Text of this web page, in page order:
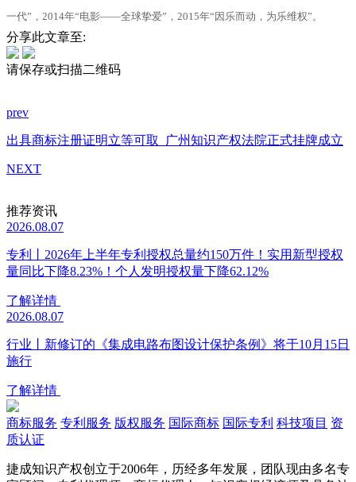
一代”，2014年“电影——全球挚爱”，2015年“因乐而动，为乐维权”。
分享此文章至:
请保存或扫描二维码
prev
出具商标注册证明立等可取 广州知识产权法院正式挂牌成立
NEXT
推荐资讯
2026.08.07
专利丨2026年上半年专利授权总量约150万件！实用新型授权
量同比下降8.23%！个人发明授权量下降62.12%
了解详情
2026.08.07
行业丨新修订的《集成电路布图设计保护条例》将于10月15日
施行
了解详情
商标服务 专利服务 版权服务 国际商标 国际专利 科技项目 资
质认证
捷成知识产权创立于2006年，历经多年发展，团队现由多名专